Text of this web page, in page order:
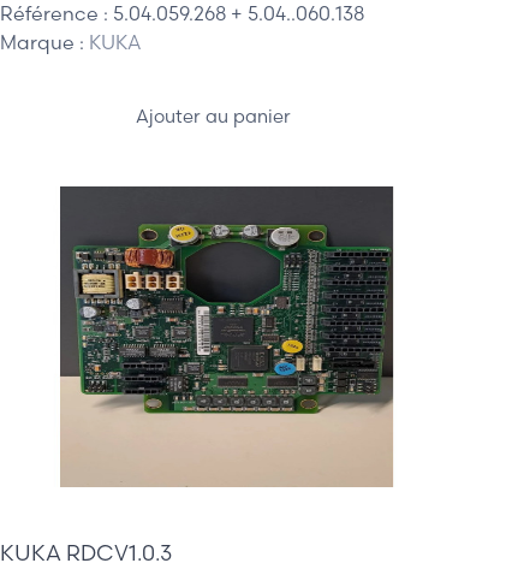
Référence : 5.04.059.268 + 5.04..060.138
Marque : KUKA
Ajouter au panier
KUKA RDCV1.0.3